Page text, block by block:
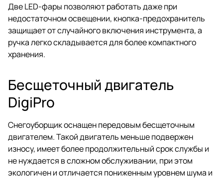
Две LED-фары позволяют работать даже при
недостаточном освещении, кнопка-предохранитель
защищает от случайного включения инструмента, а
ручка легко складывается для более компактного
хранения.
Бесщеточный двигатель
DigiPro
Снегоуборщик оснащен передовым бесщеточным
двигателем. Такой двигатель меньше подвержен
износу, имеет более продолжительный срок службы и
не нуждается в сложном обслуживании, при этом
экологичен и отличается пониженным уровнем шума и